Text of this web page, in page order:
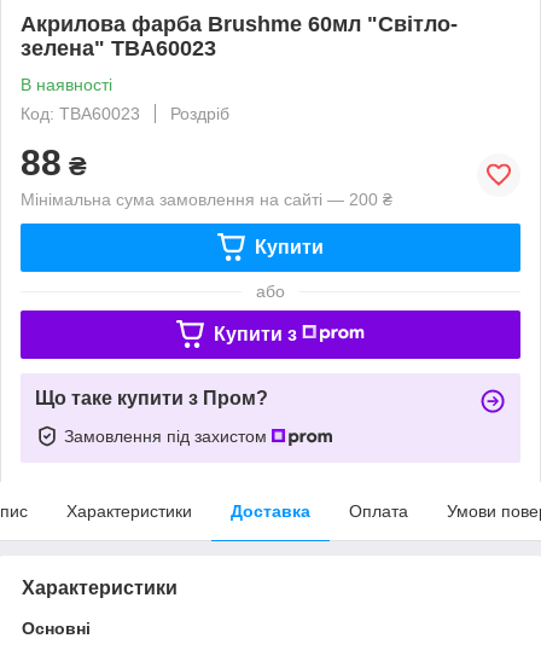
Акрилова фарба Brushme 60мл "Світло-
зелена" TBA60023
В наявності
Код: TBA60023
Роздріб
88 ₴
Мінімальна сума замовлення на сайті — 200 ₴
Купити
або
Купити з
Що таке купити з Пром?
Замовлення під захистом
Характеристики Доставка Оплата Умови
Характеристики
Основні